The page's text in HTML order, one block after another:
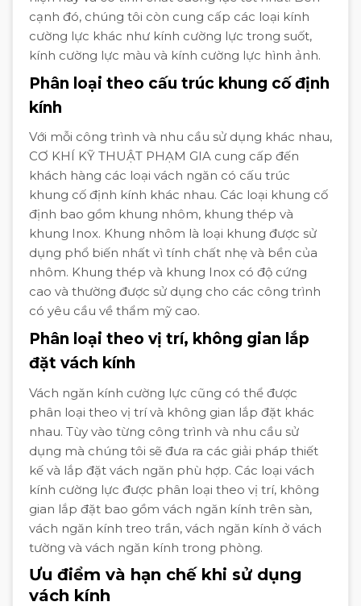
cạnh đó, chúng tôi còn cung cấp các loại kính
cường lực khác như kính cường lực trong suốt,
kính cường lực màu và kính cường lực hình ảnh.
Phân loại theo cấu trúc khung cố định
kính
Với mỗi công trình và nhu cầu sử dụng khác nhau,
CƠ KHÍ KỸ THUẬT PHẠM GIA cung cấp đến
khách hàng các loại vách ngăn có cấu trúc
khung cố định kính khác nhau. Các loại khung cố
định bao gồm khung nhôm, khung thép và
khung Inox. Khung nhôm là loại khung được sử
dụng phổ biến nhất vì tính chất nhẹ và bền của
nhôm. Khung thép và khung Inox có độ cứng
cao và thường được sử dụng cho các công trình
có yêu cầu về thẩm mỹ cao.
Phân loại theo vị trí, không gian lắp
đặt vách kính
Vách ngăn kính cường lực cũng có thể được
phân loại theo vị trí và không gian lắp đặt khác
nhau. Tùy vào từng công trình và nhu cầu sử
dụng mà chúng tôi sẽ đưa ra các giải pháp thiết
kế và lắp đặt vách ngăn phù hợp. Các loại vách
kính cường lực được phân loại theo vị trí, không
gian lắp đặt bao gồm vách ngăn kính trên sàn,
vách ngăn kính treo trần, vách ngăn kính ở vách
tường và vách ngăn kính trong phòng.
Ưu điểm và hạn chế khi sử dụng
vách kính